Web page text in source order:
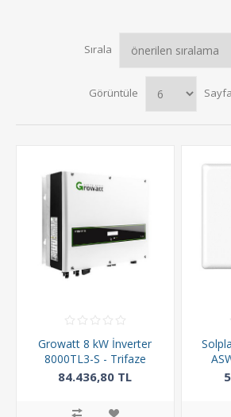
Sırala
Görüntüle
Growatt 8 kW İnverter
8000TL3-S - Trifaze
84.436,80 TL